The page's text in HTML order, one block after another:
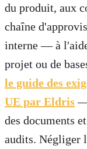
du produit, aux
chaîne
interne — à
projet ou de
le guide des
UE par Eldris—
des documents
audits. Négliger